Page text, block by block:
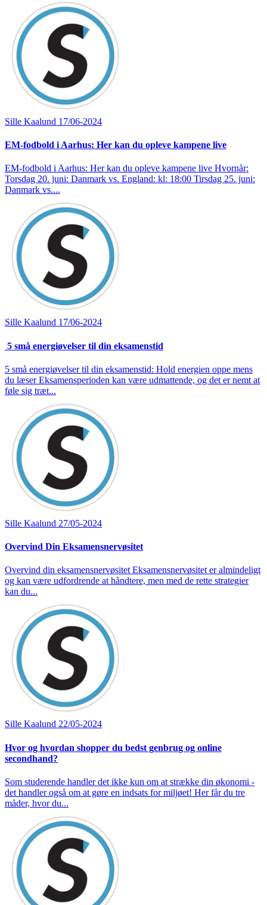
Sille Kaalund 17/06-2024
EM-fodbold i Aarhus: Her kan du opleve kampene live
EM-fodbold i Aarhus: Her kan du opleve kampene live Hvornår:
Torsdag 20. juni: Danmark vs. England: kl: 18:00 Tirsdag 25. juni:
Danmark vs....
Sille Kaalund 17/06-2024
5 små energiøvelser til din eksamenstid
5 små energiøvelser til din eksamenstid: Hold energien oppe mens
du læser Eksamensperioden kan være udmattende, og det er nemt at
føle sig træt...
Sille Kaalund 27/05-2024
Overvind Din Eksamensnervøsitet
Overvind din eksamensnervøsitet Eksamensnervøsitet er almindeligt
og kan være udfordrende at håndtere, men med de rette strategier
kan du...
Sille Kaalund 22/05-2024
Hvor og hvordan shopper du bedst genbrug og online
secondhand?
Som studerende handler det ikke kun om at strække din økonomi -
det handler også om at gøre en indsats for miljøet! Her får du tre
måder, hvor du...